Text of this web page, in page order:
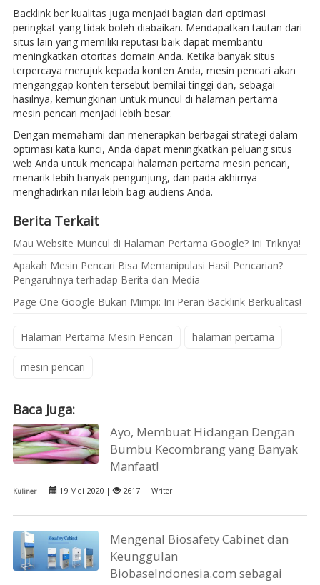
Backlink ber kualitas juga menjadi bagian dari optimasi
peringkat yang tidak boleh diabaikan. Mendapatkan tautan dari
situs lain yang memiliki reputasi baik dapat membantu
meningkatkan otoritas domain Anda. Ketika banyak situs
terpercaya merujuk kepada konten Anda, mesin pencari akan
menganggap konten tersebut bernilai tinggi dan, sebagai
hasilnya, kemungkinan untuk muncul di halaman pertama
mesin pencari menjadi lebih besar.
Dengan memahami dan menerapkan berbagai strategi dalam
optimasi kata kunci, Anda dapat meningkatkan peluang situs
web Anda untuk mencapai halaman pertama mesin pencari,
menarik lebih banyak pengunjung, dan pada akhirnya
menghadirkan nilai lebih bagi audiens Anda.
Berita Terkait
Mau Website Muncul di Halaman Pertama Google? Ini Triknya!
Apakah Mesin Pencari Bisa Memanipulasi Hasil Pencarian?
Pengaruhnya terhadap Berita dan Media
Page One Google Bukan Mimpi: Ini Peran Backlink Berkualitas!
Halaman Pertama Mesin Pencari halaman pertama
mesin pencari
Baca Juga:
Ayo, Membuat Hidangan Dengan
Bumbu Kecombrang yang Banyak
Manfaat!
Kuliner 19 Mei 2020 | 2617 Writer
Mengenal Biosafety Cabinet dan
Keunggulan
BiobaseIndonesia.com sebagai